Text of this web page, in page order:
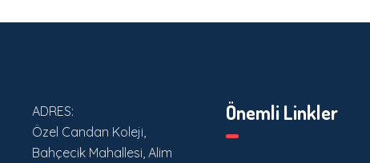
ADRES:
Özel Candan Koleji,
Bahçecik Mahallesi, Alim
Önemli Linkler